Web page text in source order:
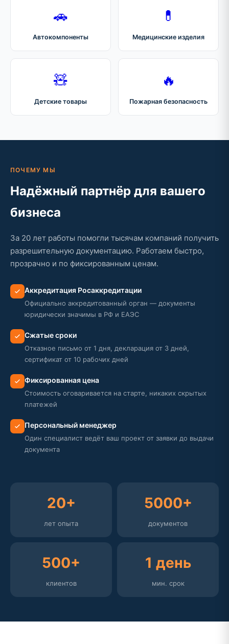
🚗
Автокомпоненты
💊
Медицинские изделия
🧸
Детские товары
🔥
Пожарная безопасность
ПОЧЕМУ МЫ
Надёжный партнёр для вашего
бизнеса
За 20 лет работы помогли тысячам компаний получить
разрешительную документацию. Работаем быстро,
прозрачно и по фиксированным ценам.
Аккредитация Росаккредитации
Официально аккредитованный орган — документы
юридически значимы в РФ и ЕАЭС
Сжатые сроки
Отказное письмо от 1 дня, декларация от 3 дней,
сертификат от 10 рабочих дней
Фиксированная цена
Стоимость оговаривается на старте, никаких скрытых
платежей
Персональный менеджер
Один специалист ведёт ваш проект от заявки до выдачи
документа
20+
лет опыта
5000+
документов
500+
клиентов
1 день
мин. срок